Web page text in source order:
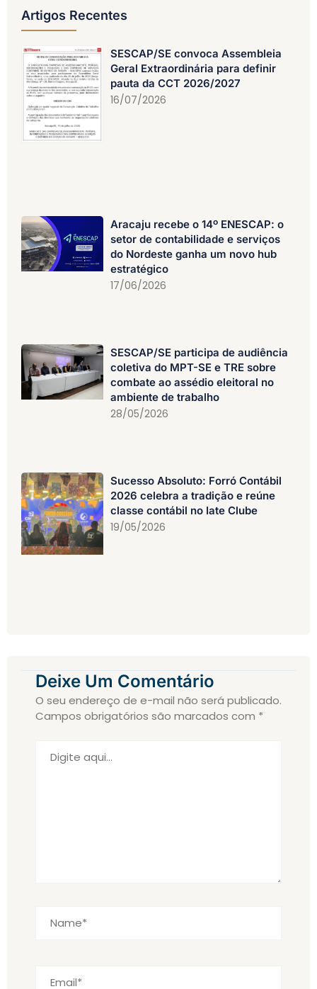
Artigos Recentes
SESCAP/SE convoca Assembleia
Geral Extraordinária para definir
pauta da CCT 2026/2027
16/07/2026
Aracaju recebe o 14º ENESCAP: o
setor de contabilidade e serviços
do Nordeste ganha um novo hub
estratégico
17/06/2026
SESCAP/SE participa de audiência
coletiva do MPT-SE e TRE sobre
combate ao assédio eleitoral no
ambiente de trabalho
28/05/2026
Sucesso Absoluto: Forró Contábil
2026 celebra a tradição e reúne
classe contábil no Iate Clube
19/05/2026
Deixe Um Comentário
O seu endereço de e-mail não será publicado.
Campos obrigatórios são marcados com *
aqui...